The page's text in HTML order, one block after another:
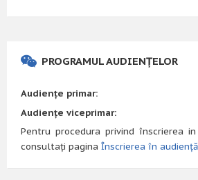
PROGRAMUL AUDIENȚELOR
Audiențe primar:
Audiențe viceprimar:
Pentru procedura privind înscrierea
consultați pagina Înscrierea în audiență